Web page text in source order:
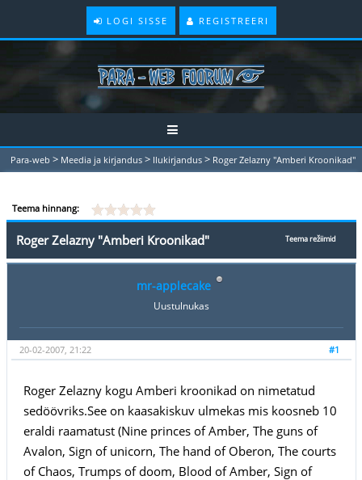
LOGI SISSE REGISTREERI
Para-web > Meedia ja kirjandus > Ilukirjandus > Roger Zelazny "Amberi Kroonikad"
Teema hinnang:
Teema režiimid
Roger Zelazny "Amberi Kroonikad"
mr-applecake
Uustulnukas
#1
20-02-2007, 21:22
Roger Zelazny kogu Amberi kroonikad on nimetatud
sedöövriks.See on kaasakiskuv ulmekas mis koosneb 10
eraldi raamatust (Nine princes of Amber, The guns of
Avalon, Sign of unicorn, The hand of Oberon, The courts
of Chaos, Trumps of doom, Blood of Amber, Sign of